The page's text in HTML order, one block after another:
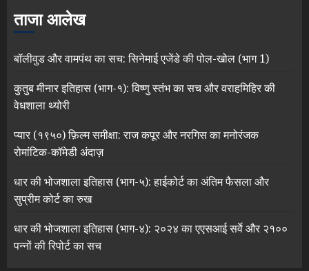
ताजा आलेख
बॉलीवुड और वामपंथ का सच: सिनेमाई एजेंडे की पोल-खोल (भाग 1)
कुतुब मीनार इतिहास (भाग-१): विष्णु स्तंभ का सच और वराहमिहिर की
वेधशाला थ्योरी
प्यार (१९५०) फ़िल्म समीक्षा: राज कपूर और नरगिस का मनोरंजक
रोमांटिक-कॉमेडी अंदाज़
धार की भोजशाला इतिहास (भाग-५): हाईकोर्ट का अंतिम फैसला और
सुप्रीम कोर्ट का रुख
धार की भोजशाला इतिहास (भाग-४): २०२४ का एएसआई सर्वे और २१००
पन्नों की रिपोर्ट का सच